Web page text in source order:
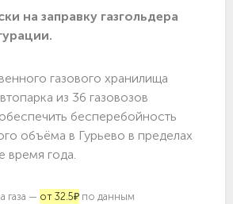
нa заправку газгольдера
газового хранилища
из 36 газовозов
бесперебойность
объёма в Гурьево в пределах
время года.
газа — от 32.5₽ по данным